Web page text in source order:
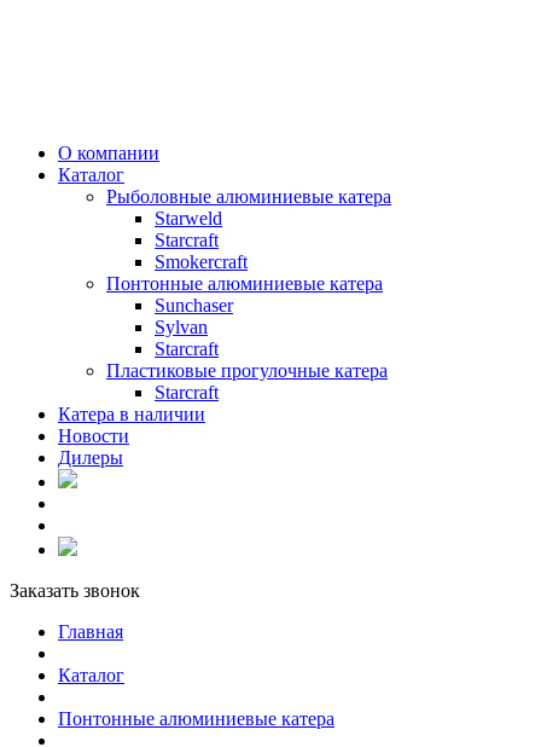
О компании
Каталог
Рыболовные алюминиевые катера
Starweld
Starcraft
Smokercraft
Понтонные алюминиевые катера
Sunchaser
Sylvan
Starcraft
Пластиковые прогулочные катера
Starcraft
Катера в наличии
Новости
Дилеры
Заказать звонок
Главная
Каталог
Понтонные алюминиевые катера